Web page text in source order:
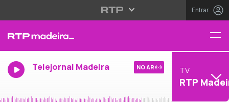
Entrar
Telejornal Madeira NO AR TV
RTP